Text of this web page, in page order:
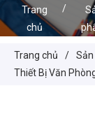
Trang
chủ
/
Trang chủ /
Thiết Bị Văn